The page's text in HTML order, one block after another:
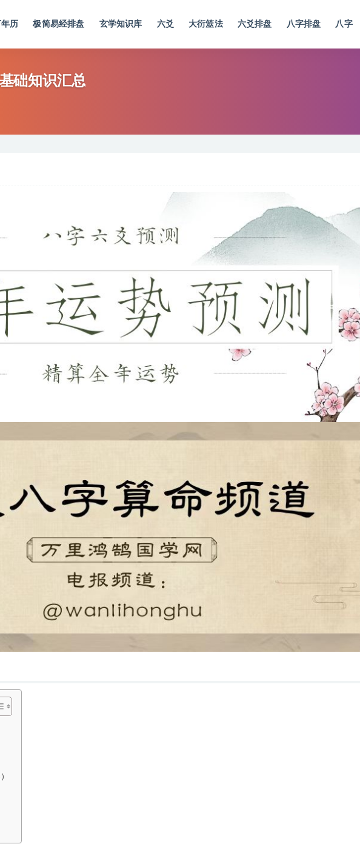
历 极简易经排盘 玄学知识库 六爻 大衍筮法 六爻排盘 八字排盘 八字
础知识汇总